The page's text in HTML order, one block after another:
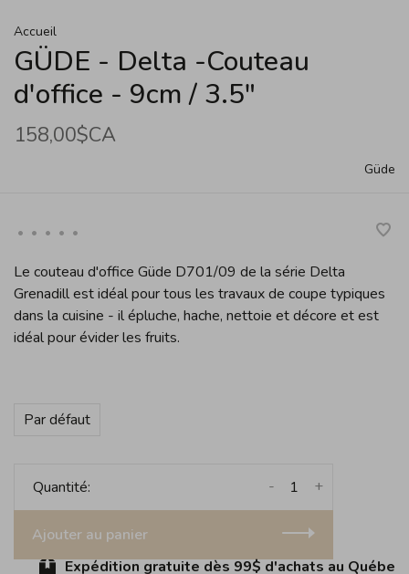
Accueil
GÜDE - Delta -Couteau
d'office - 9cm / 3.5"
158,00$CA
Güde
• • • • •
Le couteau d'office Güde D701/09 de la série Delta
Grenadill est idéal pour tous les travaux de coupe typiques
dans la cuisine - il épluche, hache, nettoie et décore et est
idéal pour évider les fruits.
Par défaut
Quantité: +
-
Ajouter au panier
Expédition gratuite dès 99$ d'achats au Québec